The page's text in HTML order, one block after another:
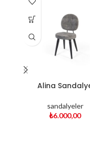
Alina
sandalyeler
₺6.000,00